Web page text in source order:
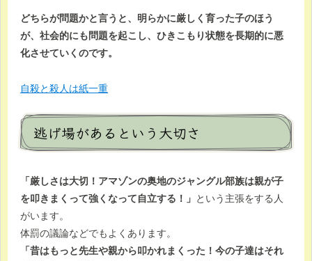
どちらが問題かと言うと、明らかに厳しく育った子のほう
が、社会的にも問題を起こし、ひきこもり状態を長期的に悪
化させていくのです。
自殺と殺人は紙一重
逃げ場があるという大切さ
「厳しさは大切！アマゾンの奥地のジャングル部族は親が子
を叩きまくって強くなって自立する！」 という主張をする人
がいます。
体罰の議論などでもよくあります。
「昔はもっと先生や親から叩かれまくった！今の子達はそれ